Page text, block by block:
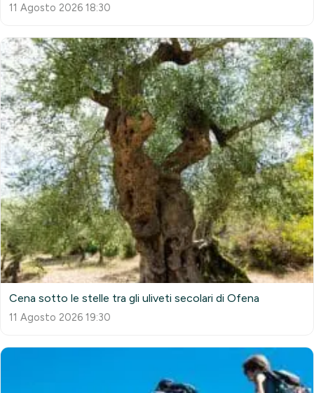
11 Agosto 2026 18:30
Cena sotto le stelle tra gli uliveti secolari di Ofena
11 Agosto 2026 19:30